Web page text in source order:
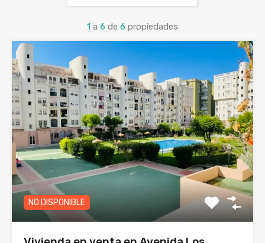
1 a 6 de 6 propiedades
NO DISPONIBLE